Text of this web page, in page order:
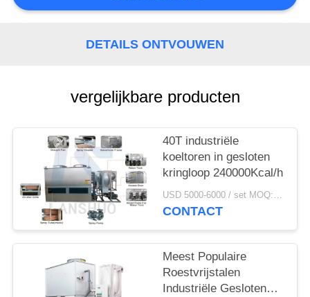
DETAILS ONTVOUWEN
vergelijkbare producten
40T industriële
koeltoren in gesloten
kringloop 240000Kcal/h
USD 5000-6000 / set MOQ:1 set
CONTACT
Meest Populaire
Roestvrijstalen
Industriële Gesloten